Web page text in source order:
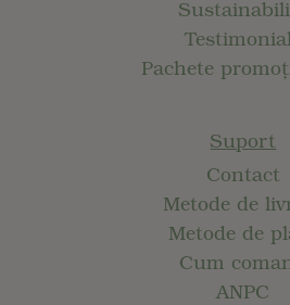
Pachete
Suport
Contact
Metode de
Metode de
Cum
ANPC